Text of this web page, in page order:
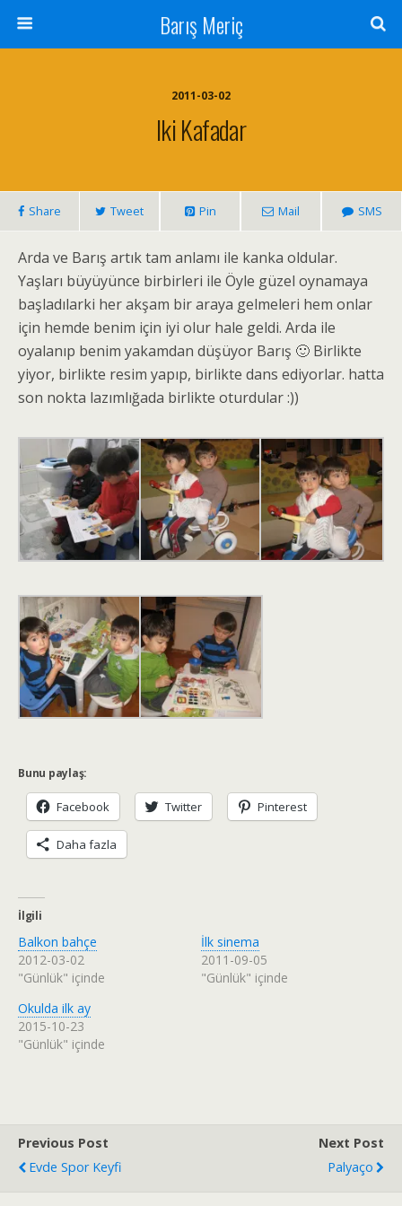
Barış Meriç
2011-03-02
Iki Kafadar
Share Tweet Pin Mail SMS
Arda ve Barış artık tam anlamı ile kanka oldular.
Yaşları büyüyünce birbirleri ile Öyle güzel oynamaya
başladılarki her akşam bir araya gelmeleri hem onlar
için hemde benim için iyi olur hale geldi. Arda ile
oyalanıp benim yakamdan düşüyor Barış 🙂 Birlikte
yiyor, birlikte resim yapıp, birlikte dans ediyorlar. hatta
son nokta lazımlığada birlikte oturdular :))
Bunu paylaş:
Facebook Twitter Pinterest
Daha fazla
İlgili
Balkon bahçe
2012-03-02
"Günlük" içinde
İlk sinema
2011-09-05
"Günlük" içinde
Okulda ilk ay
2015-10-23
"Günlük" içinde
Previous Post
Evde Spor Keyfi
Next Post
Palyaço